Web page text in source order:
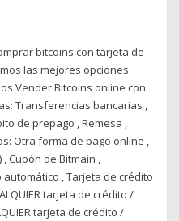
bitcoins con tarjeta de
las mejores opciones
Vender Bitcoins online con
Transferencias bancarias ,
de prepago , Remesa ,
Otra forma de pago online ,
Cupón de Bitmain ,
, Tarjeta de crédito
tarjeta de crédito /
tarjeta de crédito /